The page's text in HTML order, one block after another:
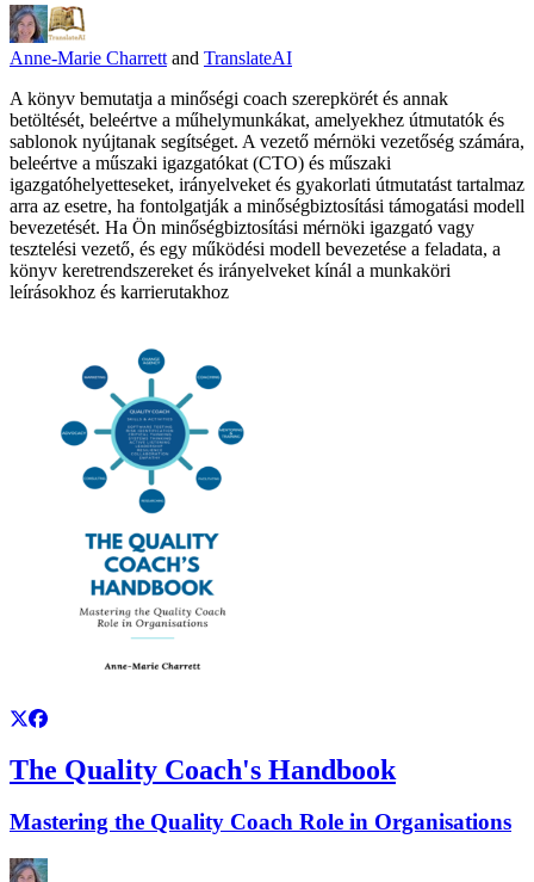
Anne-Marie Charrett and TranslateAI
A könyv bemutatja a minőségi coach szerepkörét és annak
betöltését, beleértve a műhelymunkákat, amelyekhez útmutatók és
sablonok nyújtanak segítséget. A vezető mérnöki vezetőség számára,
beleértve a műszaki igazgatókat (CTO) és műszaki
igazgatóhelyetteseket, irányelveket és gyakorlati útmutatást tartalmaz
arra az esetre, ha fontolgatják a minőségbiztosítási támogatási modell
bevezetését. Ha Ön minőségbiztosítási mérnöki igazgató vagy
tesztelési vezető, és egy működési modell bevezetése a feladata, a
könyv keretrendszereket és irányelveket kínál a munkaköri
leírásokhoz és karrierutakhoz
The Quality Coach's Handbook
Mastering the Quality Coach Role in Organisations